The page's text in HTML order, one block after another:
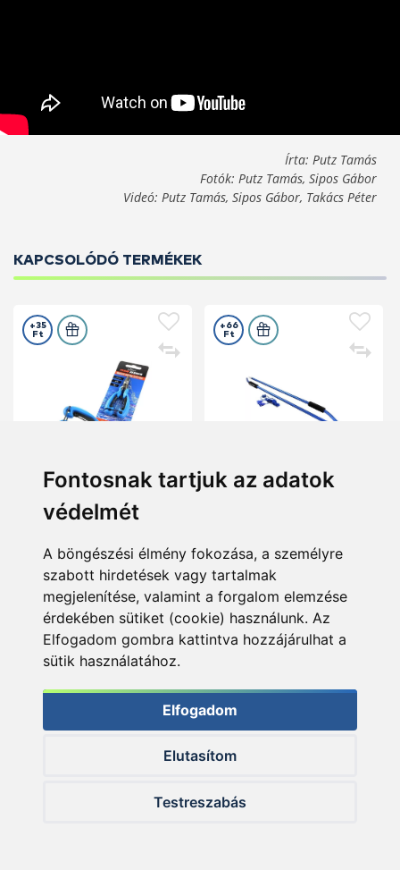
Fontosnak tartjuk az adatok
védelmét
A böngészési élmény fokozása, a személyre
szabott hirdetések vagy tartalmak
megjelenítése, valamint a forgalom elemzése
érdekében sütiket (cookie) használunk. Az
Elfogadom gombra kattintva hozzájárulhat a
sütik használatához.
Elfogadom
Elutasítom
Testreszabás
Írta: Putz Tamás
Fotók: Putz Tamás, Sipos Gábor
Videó: Putz Tamás, Sipos Gábor, Takács Péter
KAPCSOLÓDÓ TERMÉKEK
By Döme TEAM
FEEDER Micro fonott
zsinór vágó olló
+35
Ft
3.490 Ft
Kosárba
By Döme TEAM
+66
Ft
6.590 Ft
Kosárba
KAPCSOLÓDÓ ÍRÁSOK